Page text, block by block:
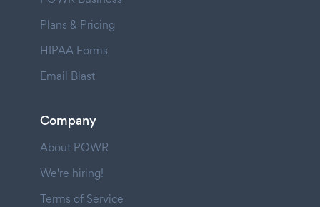
Plans & Pricing
HIPAA Forms
Email Blast
Company
About POWR
We're hiring!
Terms of Service